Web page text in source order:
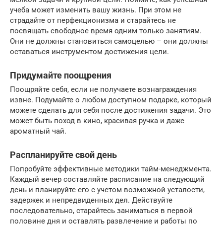
учеба может изменить вашу жизнь. При этом не
страдайте от перфекционизма и старайтесь не
посвящать свободное время одним только занятиям.
Они не должны становиться самоцелью – они должны
оставаться инструментом достижения цели.
Придумайте поощрения
Поощряйте себя, если не получаете вознаграждения
извне. Подумайте о любом доступном подарке, который
можете сделать для себя после достижения задачи. Это
может быть поход в кино, красивая ручка и даже
ароматный чай.
Распланируйте свой день
Попробуйте эффективные методики тайм-менеджмента.
Каждый вечер составляйте расписание на следующий
день и планируйте его с учетом возможной усталости,
задержек и непредвиденных дел. Действуйте
последовательно, старайтесь заниматься в первой
половине дня и оставлять развлечение и работы по